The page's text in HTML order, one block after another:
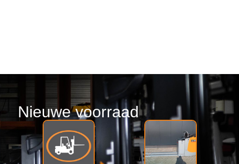
Nieuwe voorraad